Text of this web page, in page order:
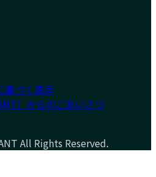
基づく表示
）からのごあいさつ
All Rights Reserved.